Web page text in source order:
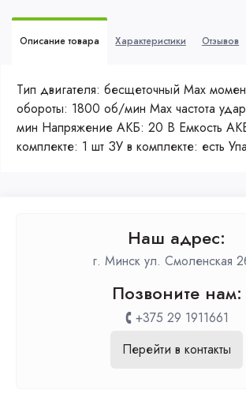
Описание товара Характеристики Отзывов
Тип двигателя: бесщеточный Max
обороты: 1800 об/мин Max частота
мин Напряжение АКБ: 20 В Емкость
комплекте: 1 шт ЗУ в комплекте: есть
Наш адрес:
г. Минск ул. Смоленская
Позвоните нам:
+375 29 1911661
Перейти в контакты